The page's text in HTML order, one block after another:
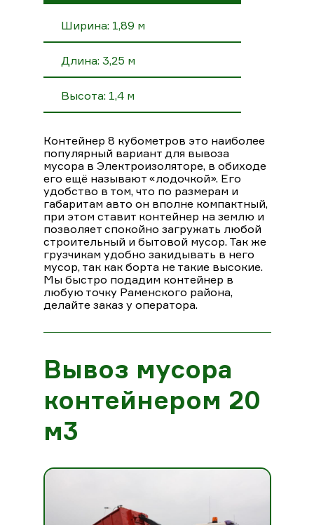
Ширина: 1,89 м
Длина: 3,25 м
Высота: 1,4 м
Контейнер 8 кубометров это наиболее
популярный вариант для вывоза
мусора в Электроизоляторе, в обиходе
его ещё называют «лодочкой». Его
удобство в том, что по размерам и
габаритам авто он вполне компактный,
при этом ставит контейнер на землю и
позволяет спокойно загружать любой
строительный и бытовой мусор. Так же
грузчикам удобно закидывать в него
мусор, так как борта не такие высокие.
Мы быстро подадим контейнер в
любую точку Раменского района,
делайте заказ у оператора.
Вывоз мусора
контейнером 20
м3